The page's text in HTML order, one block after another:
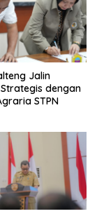
Jalin
dengan
STPN